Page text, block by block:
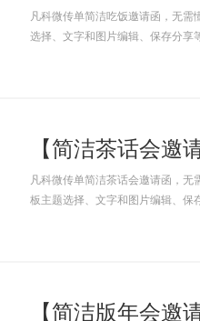
凡科微传单简洁吃饭邀请函，无
选择、文字和图片编辑、保存分
凡科微传单简洁茶话会邀请函，
板主题选择、文字和图片编辑、